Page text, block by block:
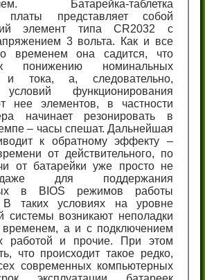
Батарейка-таблетка
платы представляет собой
элемент типа CR2032 с
3 вольта. Как и все
временем она садится, что
понижению номинальных
и тока, а, следовательно,
функционирования
нее элементов, в частности
начинает резонировать в
– часы спешат. Дальнейшая
к обратному эффекту –
от действительного, по
от батарейки уже просто не
для поддержания
в BIOS режимов работы
В таких условиях на уровне
системы возникают неполадки
временем, а и с подключением
работой и прочие. При этом
что происходит такое редко,
современных компьютерных